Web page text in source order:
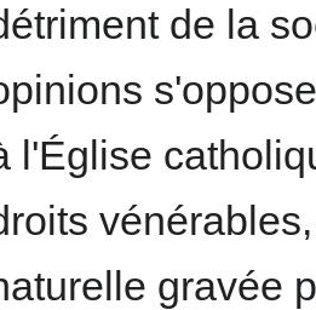
de la
l'Église
gravée